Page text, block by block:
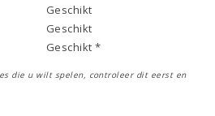
Geschikt
Geschikt
Geschikt *
die u wilt spelen, controleer dit eerst en